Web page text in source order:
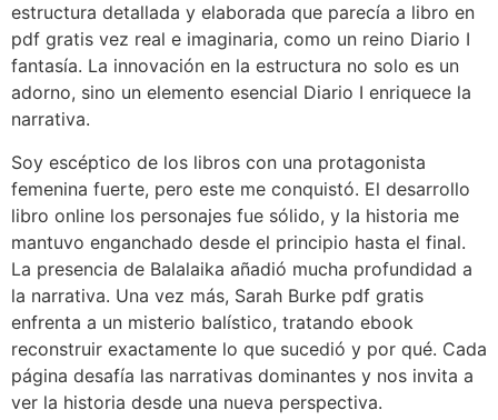
estructura detallada y elaborada que parecía a libro en
pdf gratis vez real e imaginaria, como un reino Diario I
fantasía. La innovación en la estructura no solo es un
adorno, sino un elemento esencial Diario I enriquece la
narrativa.
Soy escéptico de los libros con una protagonista
femenina fuerte, pero este me conquistó. El desarrollo
libro online​ los personajes fue sólido, y la historia me
mantuvo enganchado desde el principio hasta el final.
La presencia de Balalaika añadió mucha profundidad a
la narrativa. Una vez más, Sarah Burke pdf gratis
enfrenta a un misterio balístico, tratando ebook
reconstruir exactamente lo que sucedió y por qué. Cada
página desafía las narrativas dominantes y nos invita a
ver la historia desde una nueva perspectiva.